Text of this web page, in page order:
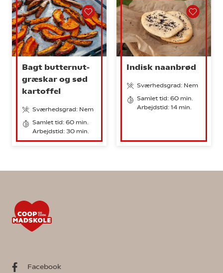
Bagt butternut-
græskar og sød
kartoffel
Sværhedsgrad: Nem
Samlet tid: 60 min.
Arbejdstid: 30 min.
Indisk naanbrød
Sværhedsgrad: Nem
Samlet tid: 60 min.
Arbejdstid: 14 min.
Facebook